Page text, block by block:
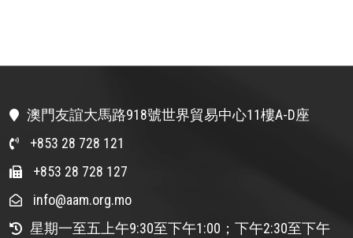
澳門友誼大馬路918號世界貿易中心11樓A-D座
+853 28 728 121
+853 28 728 127
info@aam.org.mo
星期一至五上午9:30至下午1:00；下午2:30至下午